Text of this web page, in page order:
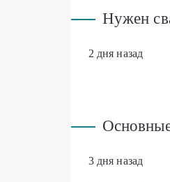
Нужен
2 дня назад
3 дня назад